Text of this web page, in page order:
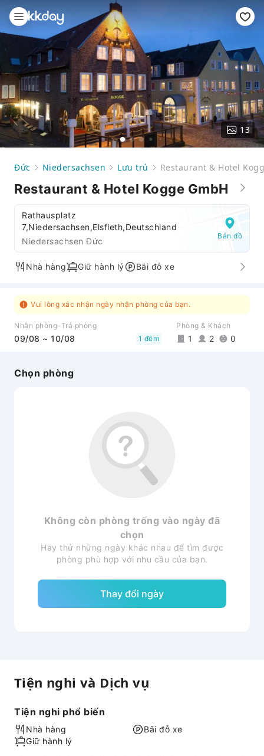
13
Đức Niedersachsen Lưu trú Restaurant & Hotel
Restaurant & Hotel Kogge GmbH
Rathausplatz
7,Niedersachsen,Elsfleth,Deutschland
Niedersachsen Đức
Bản đồ
Nhà hàng Giữ hành lý Bãi đỗ xe
Vui lòng xác nhận ngày nhận phòng của bạn.
Nhận phòng–Trả phòng
09/08 ~ 10/08 1 đêm
Phòng & Khách
1 2 0
Chọn phòng
Không còn phòng trống vào ngày đã
chọn
Hãy thử những ngày khác nhau để tìm được
phòng phù hợp với nhu cầu của bạn.
Thay đổi ngày
Tiện nghi và Dịch vụ
Tiện nghi phổ biến
Nhà hàng
Giữ hành lý
Bãi đỗ xe